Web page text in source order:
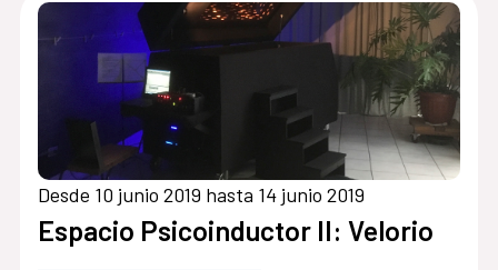
Desde 10 junio 2019 hasta 14 junio 2019
Espacio Psicoinductor II: Velorio